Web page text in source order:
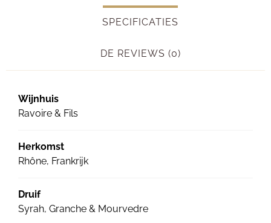
SPECIFICATIES
DE REVIEWS (0)
Wijnhuis
Ravoire & Fils
Herkomst
Rhône, Frankrijk
Druif
Syrah, Granche & Mourvedre